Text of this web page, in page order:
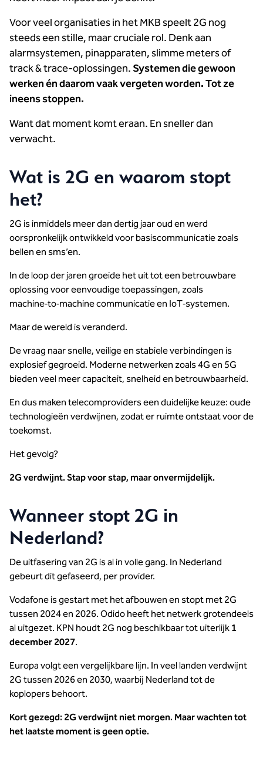
Voor veel organisaties in het MKB speelt 2G nog
steeds een stille, maar cruciale rol. Denk aan
alarmsystemen, pinapparaten, slimme meters of
track & trace-oplossingen.Systemen die gewoon
werken én daarom vaak vergeten worden. Tot ze
ineens stoppen.
Want dat moment komt eraan. En sneller dan
verwacht.
Wat is 2G en waarom stopt
het?
2G is inmiddels meer dan dertig jaar oud en werd
oorspronkelijk ontwikkeld voor basiscommunicatie zoals
bellen en sms’en.
In de loop der jaren groeide het uit tot een betrouwbare
oplossing voor eenvoudige toepassingen, zoals
machine‑to‑machine communicatie en IoT‑systemen.
Maar de wereld is veranderd.
De vraag naar snelle, veilige en stabiele verbindingen is
explosief gegroeid. Moderne netwerken zoals 4G en 5G
bieden veel meer capaciteit, snelheid en betrouwbaarheid.
En dus maken telecomproviders een duidelijke keuze: oude
technologieën verdwijnen, zodat er ruimte ontstaat voor de
toekomst.
Het gevolg?
2G verdwijnt. Stap voor stap, maar onvermijdelijk.
Wanneer stopt 2G in
Nederland?
De uitfasering van 2G is al in volle gang. In Nederland
gebeurt dit gefaseerd, per provider.
Vodafone is gestart met het afbouwen en stopt met 2G
tussen 2024 en 2026. Odido heeft het netwerk grotendeels
al uitgezet. KPN houdt 2G nog beschikbaar tot uiterlijk1
december 2027.
Europa volgt een vergelijkbare lijn. In veel landen verdwijnt
2G tussen 2026 en 2030, waarbij Nederland tot de
koplopers behoort.
Kort gezegd: 2G verdwijnt niet morgen. Maar wachten tot
het laatste moment is geen optie.